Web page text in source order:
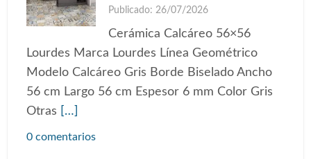
Publicado: 26/07/2026
Cerámica Calcáreo 56×56
Lourdes Marca Lourdes Línea Geométrico
Modelo Calcáreo Gris Borde Biselado Ancho
56 cm Largo 56 cm Espesor 6 mm Color Gris
Otras
[…]
0 comentarios